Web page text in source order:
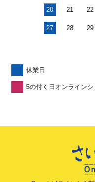
20 21 22
27 28 29
休業日
5の付く日オンライン